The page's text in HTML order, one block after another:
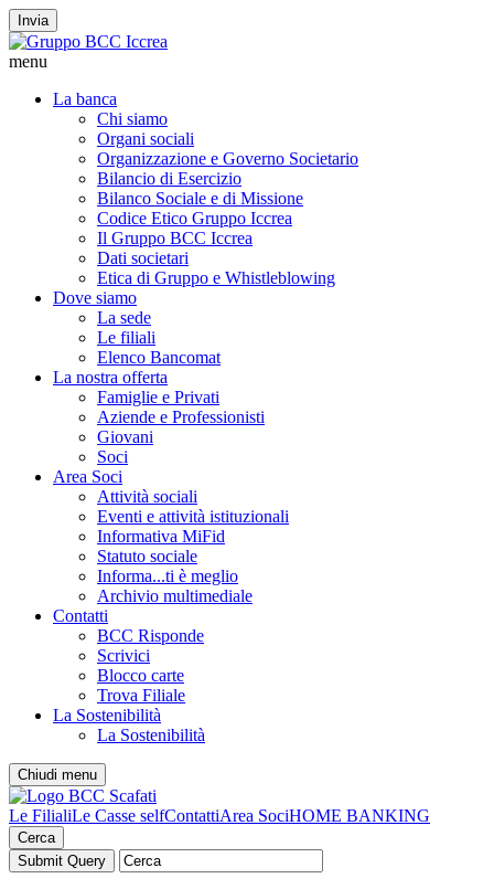
Invia
menu
La banca
Chi siamo
Organi sociali
Organizzazione e Governo Societario
Bilancio di Esercizio
Bilanco Sociale e di Missione
Codice Etico Gruppo Iccrea
Il Gruppo BCC Iccrea
Dati societari
Etica di Gruppo e Whistleblowing
Dove siamo
La sede
Le filiali
Elenco Bancomat
La nostra offerta
Famiglie e Privati
Aziende e Professionisti
Giovani
Soci
Area Soci
Attività sociali
Eventi e attività istituzionali
Informativa MiFid
Statuto sociale
Informa...ti è meglio
Archivio multimediale
Contatti
BCC Risponde
Scrivici
Blocco carte
Trova Filiale
La Sostenibilità
La Sostenibilità
Chiudi menu
Le FilialiLe Casse selfContattiArea SociHOME BANKING
Cerca